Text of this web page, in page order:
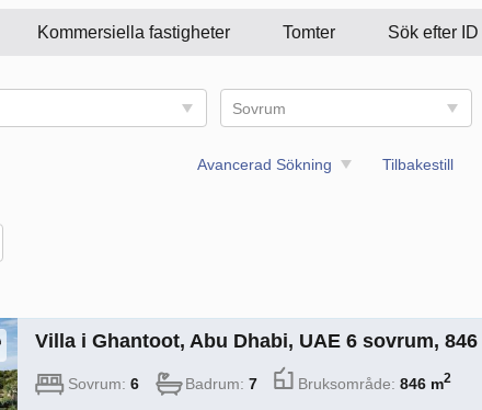
Kommersiella fastigheter Tomter Sök efter ID
Sovrum
Avancerad Sökning Tilbakestill
Villa i Ghantoot, Abu Dhabi, UAE 6 sovrum, 846
Sovrum: 6 Badrum: 7 Bruksområde: 846 m2